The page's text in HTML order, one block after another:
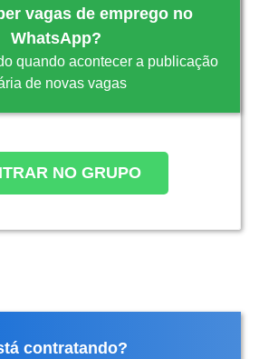
vagas de emprego no
WhatsApp?
quando acontecer a publicação
de novas vagas
NO GRUPO
contratando?